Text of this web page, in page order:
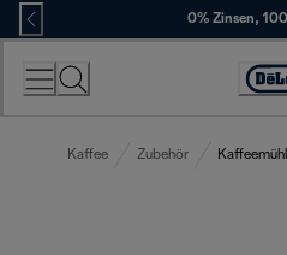
Skip
to
Content
0% Zinsen,
Kaffee Zubehör